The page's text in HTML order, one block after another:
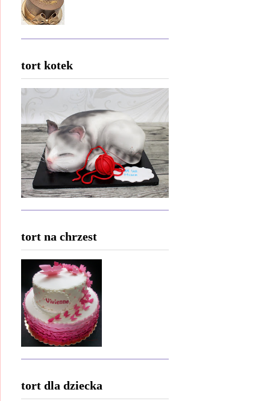
tort kotek
tort na chrzest
tort dla dziecka